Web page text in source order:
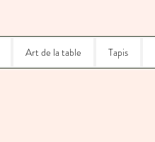
Art de la table Tapis